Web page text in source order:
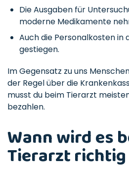
Die Ausgaben für
moderne Medikamente
Auch die Personalkosten in
gestiegen.
Im Gegensatz zu uns
der Regel über die
musst du beim Tierarzt
bezahlen.
Wann wird es
Tierarzt